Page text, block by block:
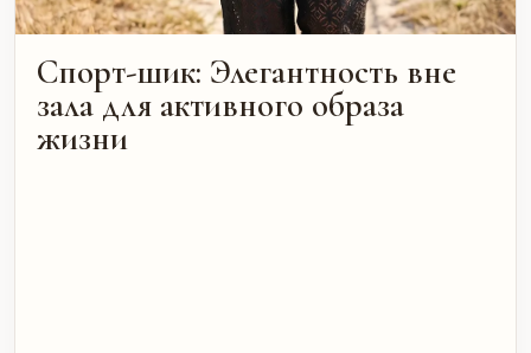
Спорт-шик: Элегантность вне
зала для активного образа
жизни